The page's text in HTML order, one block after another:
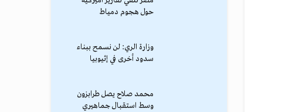
حول هجوم دمياط
وزارة الري: لن نسمح ببناء
سدود أخرى في إثيوبيا
محمد صلاح يصل طرابزون
وسط استقبال جماهيري